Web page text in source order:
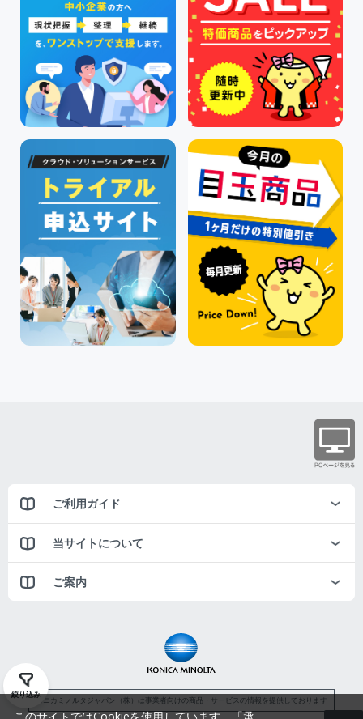
絞り込み
ご利用ガイド
当サイトについて
ご案内
コニカミノルタジャパン（株）は事業者向けの商品・サービスの情報を提供しております